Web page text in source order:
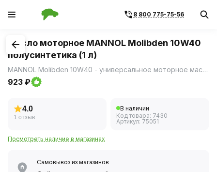
8 800 775-75-56
1/1
Масло моторное MANNOL Molibden 10W40
полусинтетика (1 л)
MANNOL Molibden 10W40 - универсальное моторное масло на гидросинтетической основе, разработанное для всех типов бензиновых и дизельных двигателей, в том числе тяжелонагруженных.
923 ₽
4.0
1 отзыв
В наличии
Код товара: 7430
Артикул: 75051
Посмотреть наличие в магазинах
Самовывоз из магазинов